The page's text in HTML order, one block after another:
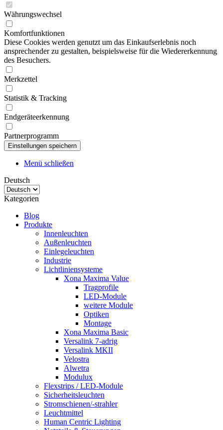
Währungswechsel
Komfortfunktionen
Diese Cookies werden genutzt um das Einkaufserlebnis noch
ansprechender zu gestalten, beispielsweise für die Wiedererkennung
des Besuchers.
Merkzettel
Statistik & Tracking
Endgeräteerkennung
Partnerprogramm
Menü schließen
Deutsch
Kategorien
Blog
Produkte
Innenleuchten
Außenleuchten
Einlegeleuchten
Industrie
Lichtliniensysteme
Xona Maxima Value
Tragprofile
LED-Module
weitere Module
Optiken
Montage
Xona Maxima Basic
Versalink 7-adrig
Versalink MKII
Velostra
Alwetra
Modulux
Flexstrips / LED-Module
Sicherheitsleuchten
Stromschienen/-strahler
Leuchtmittel
Human Centric Lighting